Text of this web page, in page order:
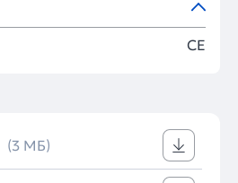
CE
(3 МБ)